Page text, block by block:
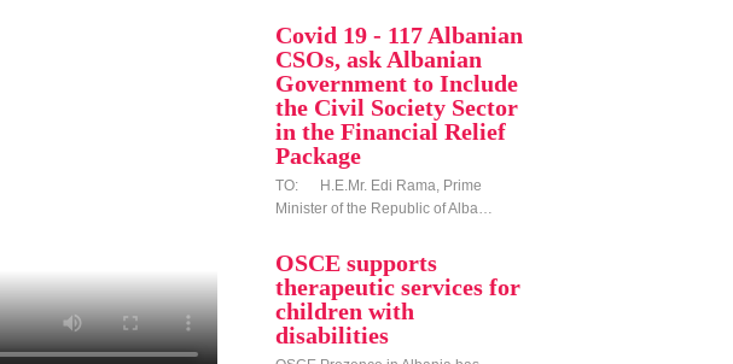
Covid 19 - 117 Albanian
CSOs, ask Albanian
Government to Include
the Civil Society Sector
in the Financial Relief
Package
TO: H.E.Mr. Edi Rama, Prime
Minister of the Republic of Alba…
OSCE supports
therapeutic services for
children with
disabilities